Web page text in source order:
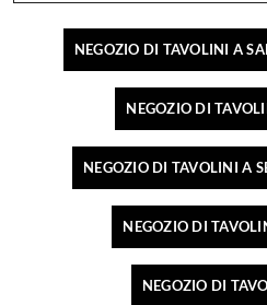
NEGOZIO DI TAVOLINI A
NEGOZIO DI
NEGOZIO DI TAVOLINI A
NEGOZIO DI
NEGOZIO DI